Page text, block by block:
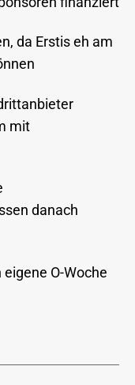
da Erstis eh am
mit
danach
O-Woche